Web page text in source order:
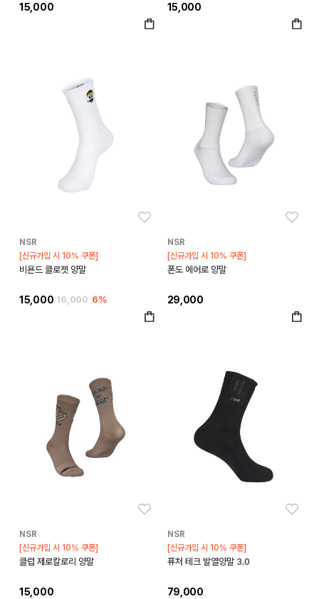
15,000 15,000
NSR
[신규가입 시 10% 쿠폰]
비욘드 클로젯 양말
15,000 16,000 6%
NSR
[신규가입 시 10% 쿠폰]
폰도 에어로 양말
29,000
NSR
[신규가입 시 10% 쿠폰]
클럽 제로칼로리 양말
15,000
NSR
[신규가입 시 10% 쿠폰]
퓨처 테크 발열양말 3.0
79,000